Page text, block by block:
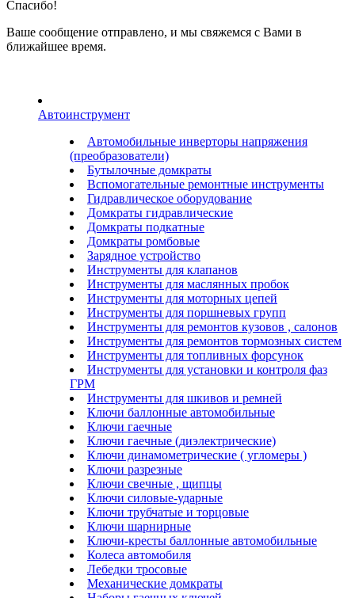
Спасибо!
Ваше сообщение отправлено, и мы свяжемся с Вами в
ближайшее время.
Автоинструмент
Автомобильные инверторы напряжения
(преобразователи)
Бутылочные домкраты
Вспомогательные ремонтные инструменты
Гидравлическое оборудование
Домкраты гидравлические
Домкраты подкатные
Домкраты ромбовые
Зарядное устройство
Инструменты для клапанов
Инструменты для маслянных пробок
Инструменты для моторных цепей
Инструменты для поршневых групп
Инструменты для ремонтов кузовов , салонов
Инструменты для ремонтов тормозных систем
Инструменты для топливных форсунок
Инструменты для установки и контроля фаз
ГРМ
Инструменты для шкивов и ремней
Ключи баллонные автомобильные
Ключи гаечные
Ключи гаечные (диэлектрические)
Ключи динамометрические ( угломеры )
Ключи разрезные
Ключи свечные , щипцы
Ключи силовые-ударные
Ключи трубчатые и торцовые
Ключи шарнирные
Ключи-кресты баллонные автомобильные
Колеса автомобиля
Лебедки тросовые
Механические домкраты